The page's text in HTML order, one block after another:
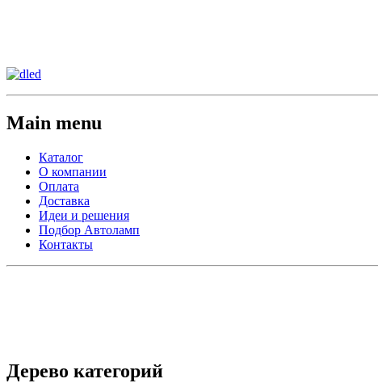
Main menu
Каталог
О компании
Оплата
Доставка
Идеи и решения
Подбор Автоламп
Контакты
Дерево категорий